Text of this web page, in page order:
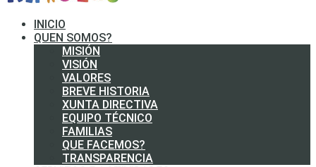
INICIO
QUEN SOMOS?
MISIÓN
VISIÓN
VALORES
BREVE HISTORIA
XUNTA DIRECTIVA
EQUIPO TÉCNICO
FAMILIAS
QUE FACEMOS?
TRANSPARENCIA